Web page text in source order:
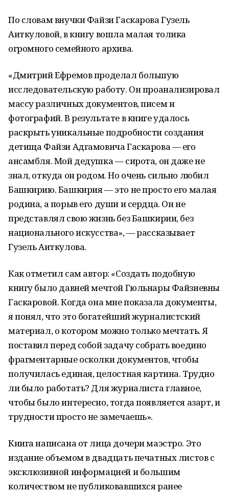
По словам внучки Файзи Гаскарова Гузель
Аиткуловой, в книгу вошла малая толика
огромного семейного архива.
«Дмитрий Ефремов проделал большую
исследовательскую работу. Он проанализировал
массу различных документов, писем и
фотографий. В результате в книге удалось
раскрыть уникальные подробности создания
детища Файзи Адгамовича Гаскарова — его
ансамбля. Мой дедушка — сирота, он даже не
знал, откуда он родом. Но очень сильно любил
Башкирию. Башкирия — это не просто его малая
родина, а порыв его души и сердца. Он не
представлял свою жизнь без Башкирии, без
национального искусства», — рассказывает
Гузель Аиткулова.
Как отметил сам автор: «Создать подобную
книгу было давней мечтой Гюльнары Файзиевны
Гаскаровой. Когда она мне показала документы,
я понял, что это богатейший журналистский
материал, о котором можно только мечтать. Я
поставил перед собой задачу собрать воедино
фрагментарные осколки документов, чтобы
получилась единая, целостная картина. Трудно
ли было работать? Для журналиста главное,
чтобы было интересно, тогда появляется азарт, и
трудности просто не замечаешь».
Книга написана от лица дочери маэстро. Это
издание объемом в двадцать печатных листов с
эксклюзивной информацией и большим
количеством не публиковавшихся ранее